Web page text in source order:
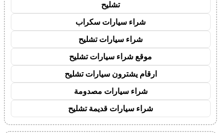
تشليح
شراء سيارات سكراب
شراء سيارات تشليح
موقع شراء سيارات تشليح
ارقام يشترون سيارات تشليح
شراء سيارات مصدومة
شراء سيارات قديمة تشليح